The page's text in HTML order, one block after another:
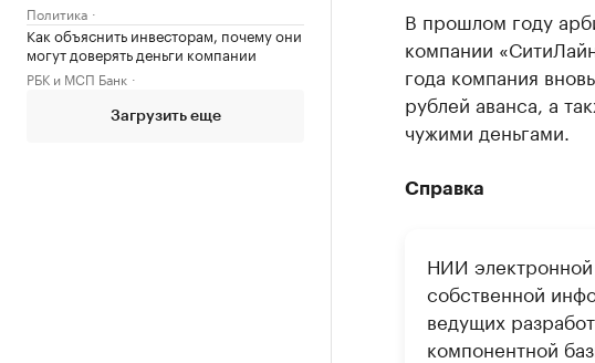
Политика
Как объяснить инвесторам, почему они
могут доверять деньги компании
РБК и МСП Банк
Загрузить еще
В прошлом году
компании
года компания
рублей аванса, а
чужими деньгами.
Справка
НИИ электронной
собственной
ведущих
компонентной